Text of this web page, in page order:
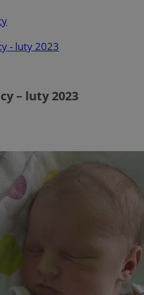
- luty 2023
– luty 2023